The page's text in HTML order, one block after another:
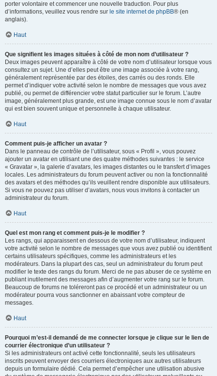
porter volontaire et commencer une nouvelle traduction. Pour plus
d’informations, veuillez vous rendre sur le site internet de phpBB® (en
anglais).
Haut
Que signifient les images situées à côté de mon nom d’utilisateur ?
Deux images peuvent apparaître à côté de votre nom d’utilisateur lorsque vous
consultez un sujet. Une d’elles peut être une image associée à votre rang,
généralement représentée par des étoiles, des carrés ou des ronds. Elle
permet d’indiquer votre activité selon le nombre de messages que vous avez
publié, ou permet de différencier votre statut particulier sur le forum. L’autre
image, généralement plus grande, est une image connue sous le nom d’avatar
qui est bien souvent unique et personnelle à chaque utilisateur.
Haut
Comment puis-je afficher un avatar ?
Dans le panneau de contrôle de l’utilisateur, sous « Profil », vous pouvez
ajouter un avatar en utilisant une des quatre méthodes suivantes : le service
« Gravatar », la galerie d’avatars, les images distantes ou le transfert d’images
locales. Les administrateurs du forum peuvent activer ou non la fonctionnalité
des avatars et des méthodes qu’ils veuillent rendre disponible aux utilisateurs.
Si vous ne pouvez pas utiliser d’avatars, nous vous invitons à contacter un
administrateur du forum.
Haut
Quel est mon rang et comment puis-je le modifier ?
Les rangs, qui apparaissent en dessous de votre nom d’utilisateur, indiquent
votre activité selon le nombre de messages que vous avez publié ou identifient
certains utilisateurs spécifiques, comme les administrateurs et les
modérateurs. Dans la plupart des cas, seul un administrateur du forum peut
modifier le texte des rangs du forum. Merci de ne pas abuser de ce système en
publiant inutilement des messages afin d’augmenter votre rang sur le forum.
Beaucoup de forums ne toléreront pas ce procédé et un administrateur ou un
modérateur pourra vous sanctionner en abaissant votre compteur de
messages.
Haut
Pourquoi m’est-il demandé de me connecter lorsque je clique sur le lien de
courrier électronique d’un utilisateur ?
Si les administrateurs ont activé cette fonctionnalité, seuls les utilisateurs
inscrits peuvent envoyer des courriers électroniques aux autres utilisateurs
depuis un formulaire dédié. Cela permet d’empêcher une utilisation abusive